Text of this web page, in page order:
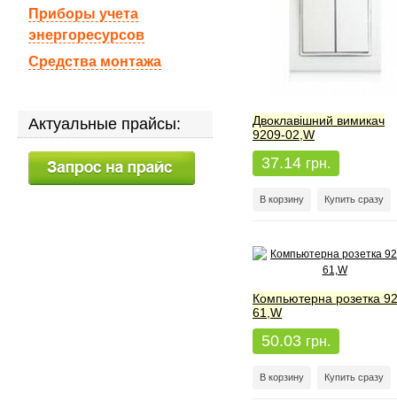
Двоклавішний вимикач
9209-02,W
37.14 грн.
В корзину Купить сразу
Компьютерна розетка
61,W
50.03 грн.
В корзину Купить сразу
Приборы учета
энергоресурсов
Средства монтажа
Актуальные прайсы: